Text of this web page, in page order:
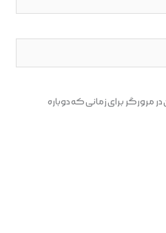
مرورگر برای زمانی که دوباره